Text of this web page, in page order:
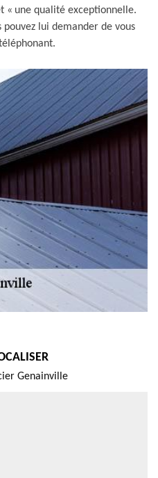
« une qualité exceptionnelle.
pouvez lui demander de vous
Genainville